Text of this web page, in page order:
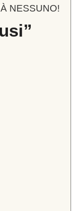
NESSUNO!